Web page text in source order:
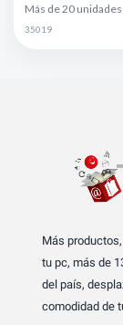
Más de 20 unidades
35019
Más
tu pc, más de
del país,
comodidad de